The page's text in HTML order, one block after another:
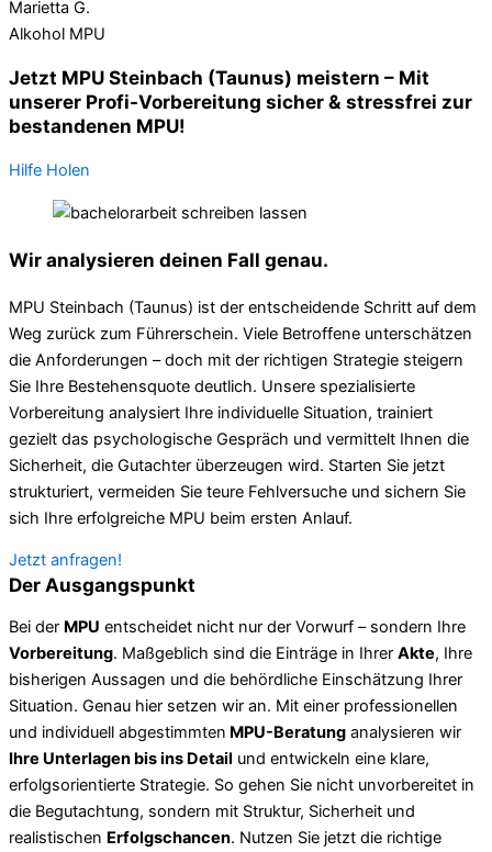
Marietta G.
Alkohol MPU
Jetzt MPU Steinbach (Taunus) meistern – Mit
unserer Profi-Vorbereitung sicher & stressfrei zur
bestandenen MPU!
Hilfe Holen
Wir analysieren deinen Fall genau.
MPU Steinbach (Taunus) ist der entscheidende Schritt auf dem
Weg zurück zum Führerschein. Viele Betroffene unterschätzen
die Anforderungen – doch mit der richtigen Strategie steigern
Sie Ihre Bestehensquote deutlich. Unsere spezialisierte
Vorbereitung analysiert Ihre individuelle Situation, trainiert
gezielt das psychologische Gespräch und vermittelt Ihnen die
Sicherheit, die Gutachter überzeugen wird. Starten Sie jetzt
strukturiert, vermeiden Sie teure Fehlversuche und sichern Sie
sich Ihre erfolgreiche MPU beim ersten Anlauf.
Jetzt anfragen!
Der Ausgangspunkt
Bei der MPU entscheidet nicht nur der Vorwurf – sondern Ihre
Vorbereitung. Maßgeblich sind die Einträge in Ihrer Akte, Ihre
bisherigen Aussagen und die behördliche Einschätzung Ihrer
Situation. Genau hier setzen wir an. Mit einer professionellen
und individuell abgestimmten MPU-Beratung analysieren wir
Ihre Unterlagen bis ins Detail und entwickeln eine klare,
erfolgsorientierte Strategie. So gehen Sie nicht unvorbereitet in
die Begutachtung, sondern mit Struktur, Sicherheit und
realistischen Erfolgschancen. Nutzen Sie jetzt die richtige